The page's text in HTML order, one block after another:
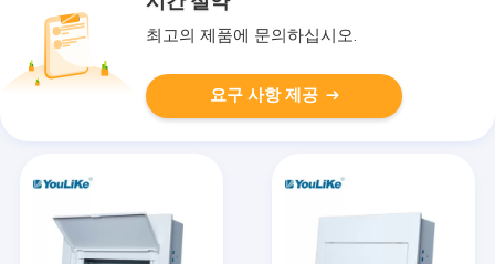
최고의 제품에 문의하십시오.
요구 사항 제공